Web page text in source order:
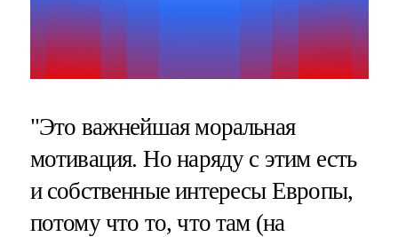
"Это важнейшая моральная
мотивация. Но наряду с этим есть
и собственные интересы Европы,
потому что то, что там (на